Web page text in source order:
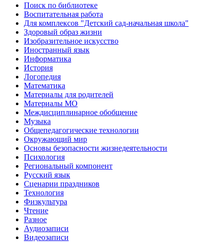
Поиск по библиотеке
Воспитательная работа
Для комплексов "Детский сад-начальная школа"
Здоровый образ жизни
Изобразительное искусство
Иностранный язык
Информатика
История
Логопедия
Математика
Материалы для родителей
Материалы МО
Междисциплинарное обобщение
Музыка
Общепедагогические технологии
Окружающий мир
Основы безопасности жизнедеятельности
Психология
Региональный компонент
Русский язык
Сценарии праздников
Технология
Физкультура
Чтение
Разное
Аудиозаписи
Видеозаписи